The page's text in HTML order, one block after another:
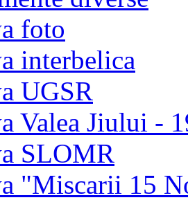
foto
interbelica
UGSR
Valea Jiului -
SLOMR
"Miscarii 15